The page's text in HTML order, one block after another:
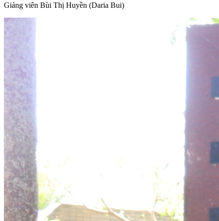
Giảng viên Bùi Thị Huyền (Daria Bui)